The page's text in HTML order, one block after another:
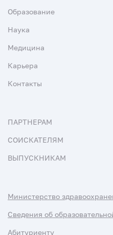
Образование
Наука
Медицина
Карьера
Контакты
ПАРТНЕРАМ
СОИСКАТЕЛЯМ
ВЫПУСКНИКАМ
Министерство
Сведения об
Абитуриенту